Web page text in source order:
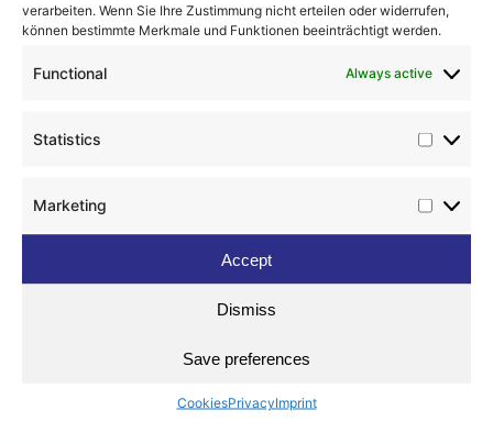
verarbeiten. Wenn Sie Ihre Zustimmung nicht erteilen oder widerrufen,
können bestimmte Merkmale und Funktionen beeinträchtigt werden.
Functional Always active
Statistics
Marketing
Accept
Dismiss
Save preferences
CookiesPrivacyImprint
rotary vane compressors
briwatec offers you various powerful
that all requirements can be
how and many years of experience,
we configure solutions for you that fit
100%.